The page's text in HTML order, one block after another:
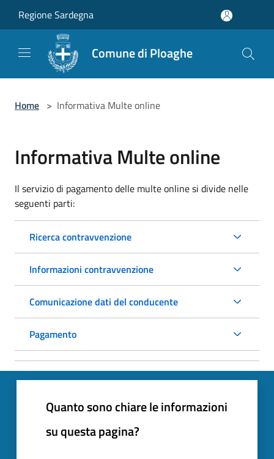
Regione Sardegna
Comune di Ploaghe
Home > Informativa Multe online
Informativa Multe online
Il servizio di pagamento delle multe online si divide nelle
seguenti parti:
Ricerca contravvenzione
Informazioni contravvenzione
Comunicazione dati del conducente
Pagamento
Quanto sono chiare le informazioni
su questa pagina?